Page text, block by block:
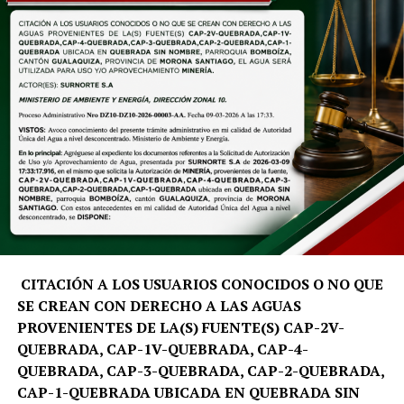
como turismo, biología, economía y planificación
estratégica, quienes emplearán herramientas digitales y
análisis de datos para atender las necesidades
prioritarias del territorio.
«El Summer School nace como un programa académico
con propósito. No buscamos únicamente generar
investigación, sino trabajar directamente en el
territorio, analizar sus desafíos y aportar soluciones que
fortalezcan la toma de decisiones y el desarrollo
sostenible de Galápagos», señala David Santiago Salinas
Aleaga, docente e investigador de la carrera de Turismo
de la UTPL.
La metodología del programa inicia con una fase de
preparación virtual y culmina con una inmersión
académica en la isla Santa Cruz. Durante esta etapa, los
equipos multidisciplinarios trabajarán de manera
CITACIÓN A LOS USUARIOS CONOCIDOS O NO QUE
SE CREAN CON DERECHO A LAS AGUAS
PROVENIENTES DE LA(S) FUENTE(S) CAP-2V-
QUEBRADA, CAP-1V-QUEBRADA, CAP-4-
QUEBRADA, CAP-3-QUEBRADA, CAP-2-QUEBRADA,
CAP-1-QUEBRADA UBICADA EN QUEBRADA SIN